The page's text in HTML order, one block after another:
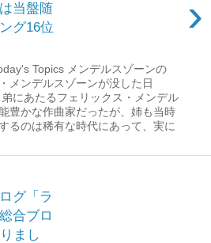
当盤随
グ16位
›
Topics メンデルスゾーンの
メンデルスゾーンが没した日
弟にあたるフェリックス・メンデル
豊かな作曲家だったが、姉も当時
るのは稀有な時代にあって、実に
グ「ラ
合ブロ
まし